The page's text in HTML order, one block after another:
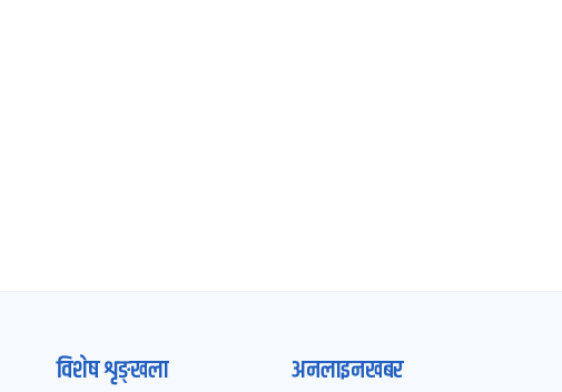
विशेष शृङ्खला अनलाइनखबर